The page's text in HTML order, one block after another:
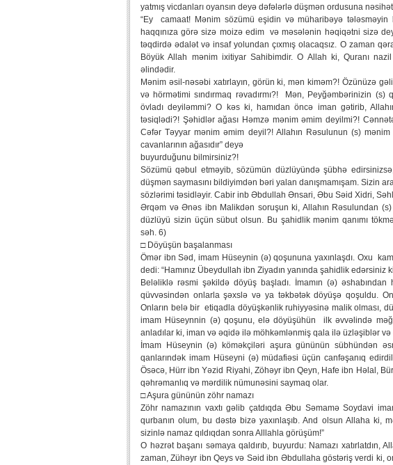
yatmış vicdanları oyansın deyə dəfələrlə düşmən ordusuna
“Ey camaat! Mənim sözümü eşidin və müharibəyə
haqqınıza görə sizə moizə edim və məsələnin həqiqətni sizə
təqdirdə ədalət və insaf yolundan çıxmış olacaqsız. O zaman
Böyük Allah mənim ixitiyar Sahibimdir. O Allah ki, Quranı
əlindədir.
Mənim əsil-nəsəbi xatırlayın, görün ki, mən kiməm?! Özünüzə
və hörmətimi sındırmaq rəvadırmı?! Mən, Peyğəmbərinizin (s)
övladı deyiləmmi? O kəs ki, hamıdan öncə iman gətirib,
təsiqlədi?! Şəhidlər ağası Həmzə mənim əmim deyilmi?!
Cəfər Təyyar mənim əmim deyil?! Allahın Rəsulunun (s)
cavanlarının ağasıdır” deyə
buyurduğunu bilmirsiniz?!
Sözümü qəbul etməyib, sözümün düzlüyündə şübhə
düşmən saymasını bildiyimdən bəri yalan danışmamışam. Sizin
sözlərimi təsidləyir. Cabir inb Əbdullah Ənsari, Əbu Səid Xidri,
Ərqəm və Ənəs ibn Malikdən soruşun ki, Allahın Rəsulundan (s)
düzlüyü sizin üçün sübut olsun. Bu şahidlik mənim qanımı
səh. 6)
□ Döyüşün başalanması
Ömər ibn Səd, imam Hüseynin (ə) qoşununa yaxınlaşdı. Oxu
dedi: “Hamınız Übeydullah ibn Ziyadın yanında şahidlik edərsiniz
Beləliklə rəsmi şəkildə döyüş başladı. İmamın (ə)
qüvvəsindən onlarla şəxslə və ya təkbətək döyüşə qoşuldu.
Onların belə bir etiqadla döyüşkənlik ruhiyyəsinə malik olması,
imam Hüseynnin (ə) qoşunu, elə döyüşühün ilk əvvəlində
anladılar ki, iman və əqidə ilə möhkəmlənmiş qala ilə üzləşiblər
İmam Hüseynin (ə) köməkçiləri aşura gününün sübhündən
qanlarındək imam Hüseyni (ə) müdafiəsi üçün canfəşanıq
Ösəcə, Hürr ibn Yəzid Riyahi, Zöhəyr ibn Qeyn, Hafe ibn Həlal,
qəhrəmanlıq və mərdilik nümunəsini saymaq olar.
□ Aşura gününün zöhr namazı
Zöhr namazının vaxtı gəlib çatdıqda Əbu Səmamə Soydavi
qurbanın olum, bu dəstə bizə yaxınlaşıb. And olsun Allaha ki,
sizinlə namaz qıldıqdan sonra Alllahla görüşüm!”
O həzrət başanı səmaya qaldırıb, buyurdu: Namazı
zaman, Zühəyr ibn Qeys və Səid ibn Əbdullaha göstəriş verdi ki,